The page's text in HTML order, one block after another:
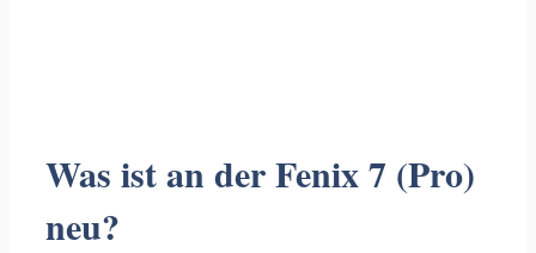
Was ist an der Fenix 7 (Pro)
neu?